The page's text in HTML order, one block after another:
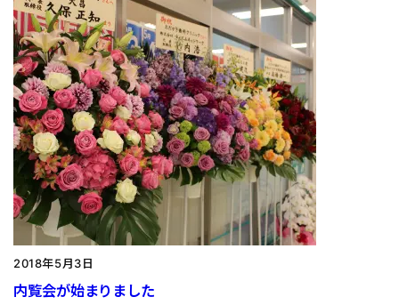
2018年5月3日
内覧会が始まりました